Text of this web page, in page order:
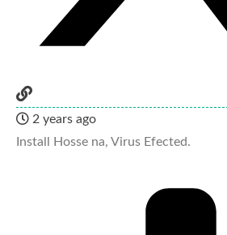
2 years ago
Install Hosse na, Virus Efected.